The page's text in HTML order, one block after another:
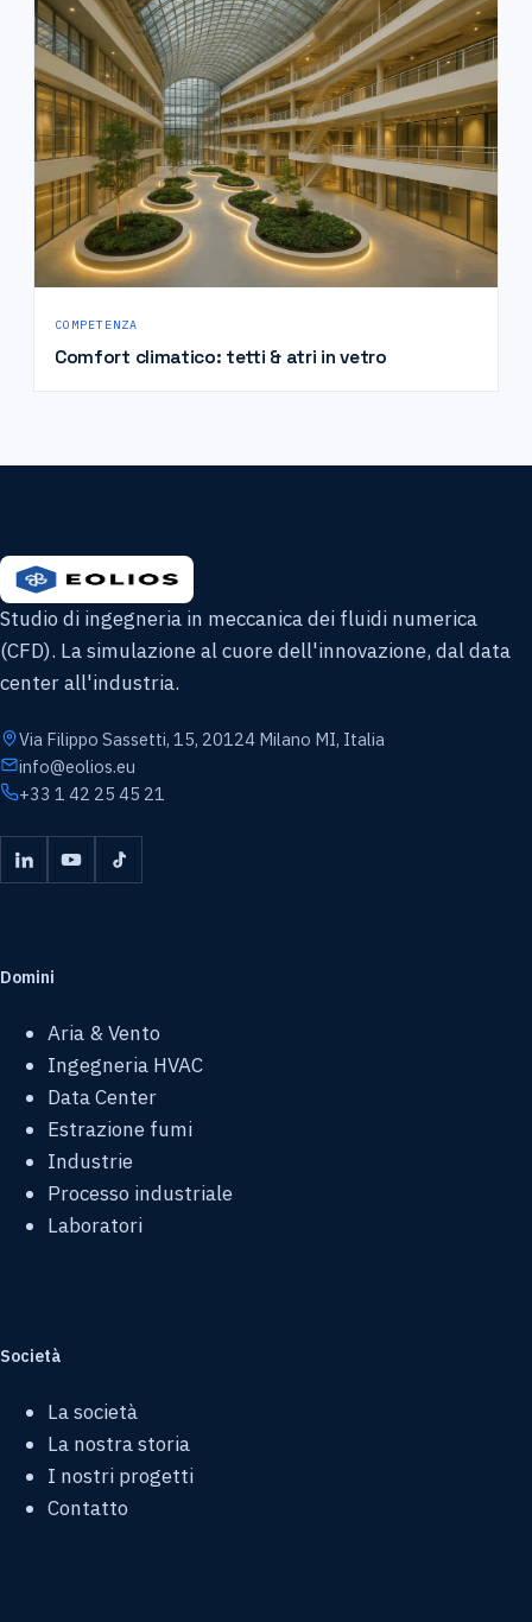
COMPETENZA
Comfort climatico: tetti & atri in vetro
Studio di ingegneria in meccanica dei fluidi numerica
(CFD). La simulazione al cuore dell'innovazione, dal data
center all'industria.
Via Filippo Sassetti, 15, 20124 Milano MI, Italia
info@eolios.eu
+33 1 42 25 45 21
Domini
Aria & Vento
Ingegneria HVAC
Data Center
Estrazione fumi
Industrie
Processo industriale
Laboratori
Società
La società
La nostra storia
I nostri progetti
Contatto